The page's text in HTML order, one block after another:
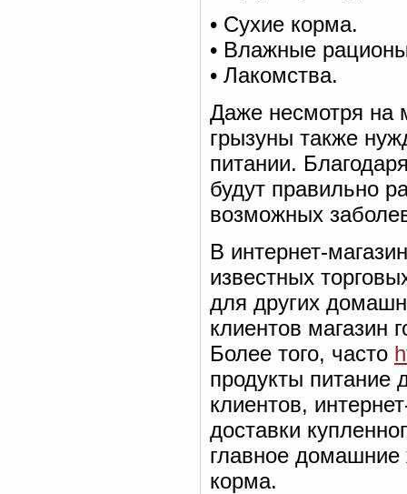
• Сухие корма.
• Влажные
• Лакомства.
Даже несмотря на
грызуны также
питании.
будут правильно
возможных
В интернет-
известных
для других
клиентов магазин
Более того, часто
продукты
клиентов,
доставки
главное
корма.